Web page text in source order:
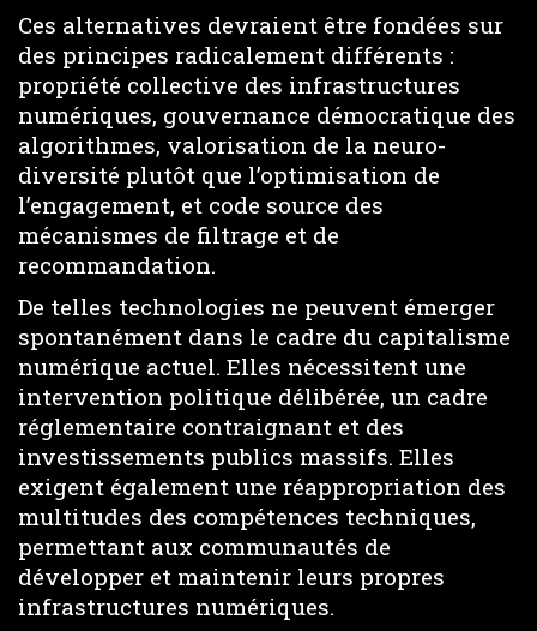
Ces alternatives devraient être fondées sur
des principes radicalement différents :
propriété collective des infrastructures
numériques, gouvernance démocratique des
algorithmes, valorisation de la neuro-
diversité plutôt que l’optimisation de
l’engagement, et code source des
mécanismes de filtrage et de
recommandation.
De telles technologies ne peuvent émerger
spontanément dans le cadre du capitalisme
numérique actuel. Elles nécessitent une
intervention politique délibérée, un cadre
réglementaire contraignant et des
investissements publics massifs. Elles
exigent également une réappropriation des
multitudes des compétences techniques,
permettant aux communautés de
développer et maintenir leurs propres
infrastructures numériques.